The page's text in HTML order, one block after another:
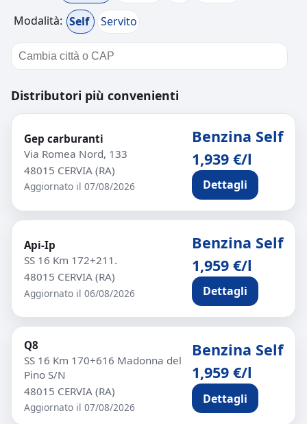
Modalità: Self Servito
Distributori più convenienti
Gep carburanti
Via Romea Nord, 133
48015 CERVIA (RA)
Aggiornato il 07/08/2026
Benzina Self
1,939 €/l
Dettagli
Api-Ip
SS 16 Km 172+211.
48015 CERVIA (RA)
Aggiornato il 06/08/2026
Benzina Self
1,959 €/l
Dettagli
Q8
SS 16 Km 170+616 Madonna del
Pino S/N
48015 CERVIA (RA)
Aggiornato il 07/08/2026
Benzina Self
1,959 €/l
Dettagli